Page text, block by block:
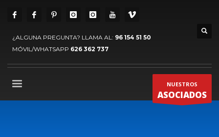
¿ALGUNA PREGUNTA? LLAMA AL: 96 154 51 50
MÓVIL/WHATSAPP 626 362 737
NUESTROS
ASOCIADOS